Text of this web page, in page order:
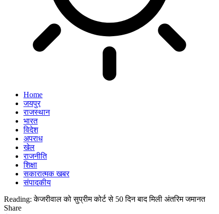
Home
जयपुर
राजस्थान
भारत
विदेश
अपराध
खेल
राजनीति
शिक्षा
सकारात्मक खबर
संपादकीय
Reading: केजरीवाल को सुप्रीम कोर्ट से 50 दिन बाद मिली अंतरिम जमानत
Share